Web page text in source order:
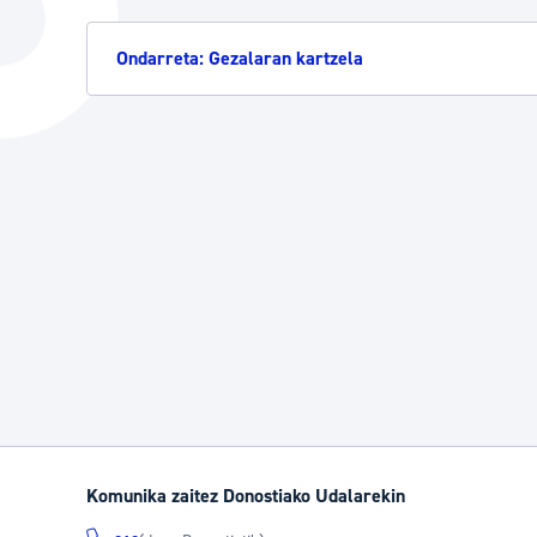
Hiria
Hiria orain
Ondarreta: Gezalaran kartzela
Komunika zaitez Donostiako Udalarekin